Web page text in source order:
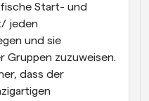
Start- und
jeden
und sie
Gruppen zuzuweisen.
dass der